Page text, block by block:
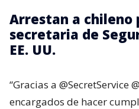
Arrestan a chileno
secretaria de
EE. UU.
“Gracias a @SecretService
encargados de hacer